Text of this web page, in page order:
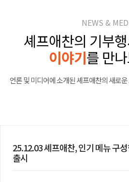
NEWS &
셰프애찬의 기부
이야기를 만
언론 및 미디어에 소개된 셰프애찬의 새로
25.12.03 셰프애찬, 인기 메뉴 구
출시